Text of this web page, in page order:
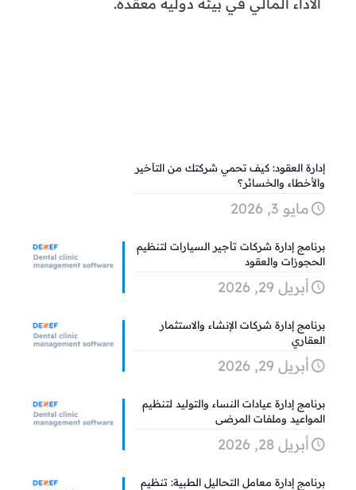
الأداء المالي في بيئة دولية معقدة.
إدارة العقود: كيف تحمي شركتك من التأخير
والأخطاء والخسائر؟
مايو 3, 2026
برنامج إدارة شركات تأجير السيارات لتنظيم
الحجوزات والعقود
أبريل 29, 2026
برنامج إدارة شركات الإنشاء والاستثمار
العقاري
أبريل 29, 2026
برنامج إدارة عيادات النساء والتوليد لتنظيم
المواعيد وملفات المرضى
أبريل 28, 2026
برنامج إدارة معامل التحاليل الطبية: تنظيم